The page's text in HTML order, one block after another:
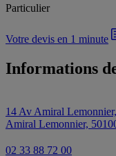
Particulier
Votre devis en 1 minute
Informations
14 Av Amiral
Amiral Lemonnier,
02 33 88 72 00